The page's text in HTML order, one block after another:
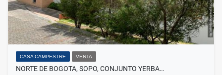
CASA CAMPESTRE VENTA
NORTE DE BOGOTA, SOPO, CONJUNTO YERBA…